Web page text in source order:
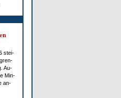
stei­
Au­
Min­
an­